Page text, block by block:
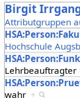
Birgit
Attributgruppen
Hochschule
Lehrbeauftragter
wahr +